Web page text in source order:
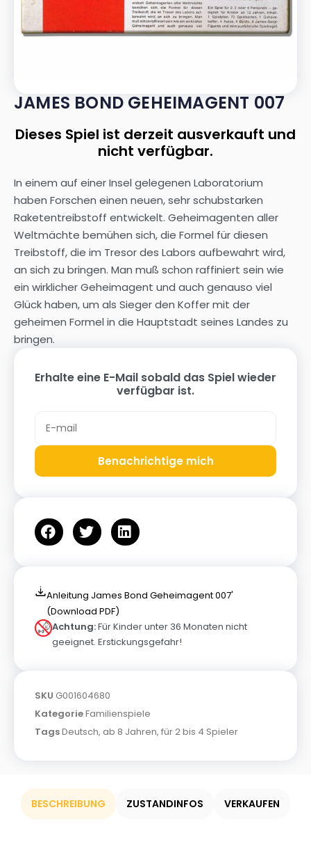
JAMES BOND GEHEIMAGENT 007
Dieses Spiel ist derzeit ausverkauft und
nicht verfügbar.
In einem auf einer Insel gelegenen Laboratorium
haben Forschen einen neuen, sehr schubstarken
Raketentreibstoff entwickelt. Geheimagenten aller
Weltmächte bemühen sich, die Formel für diesen
Treibstoff, die im Tresor des Labors aufbewahrt wird,
an sich zu bringen. Man muß schon raffiniert sein wie
ein wirklicher Geheimagent und auch genauso viel
Glück haben, um als Sieger den Koffer mit der
geheimen Formel in die Hauptstadt seines Landes zu
bringen.
Erhalte eine E-Mail sobald das Spiel wieder
verfügbar ist.
Benachrichtige mich
Anleitung James Bond Geheimagent 007'
(Download PDF)
Achtung:Für Kinder unter 36 Monaten nicht
geeignet. Erstickungsgefahr!
SKU G001604680
KategorieFamilienspiele
TagsDeutsch, ab 8 Jahren, für 2 bis 4 Spieler
BESCHREIBUNG ZUSTANDINFOS VERKAUFEN